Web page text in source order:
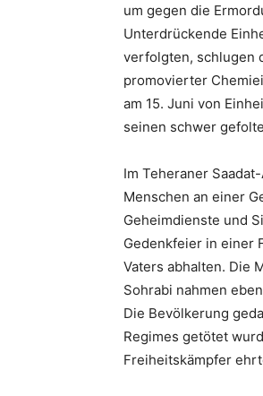
um gegen die
Unterdrückende
verfolgten, schlugen
promovierter
am 15. Juni von
seinen schwer
Im Teheraner
Menschen an einer
Geheimdienste und
Gedenkfeier in einer
Vaters abhalten. Die
Sohrabi nahmen
Die Bevölkerung
Regimes getötet
Freiheitskämpfer